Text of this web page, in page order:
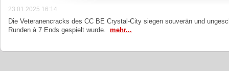
23.01.2025 16:14
Die Veteranencracks des CC BE Crystal-City siegen souverän und
Runden à 7 Ends gespielt wurde. mehr...